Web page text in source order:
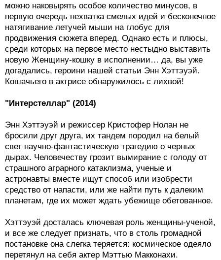
можно наковырять особое количество минусов, в
первую очередь нехватка смелых идей и бесконечное
натягивание летучей мыши на глобус для
продвижения сюжета вперед. Однако есть и плюсы,
среди которых на первое место нестыдно выставить
новую Женщину-кошку в исполнении… да, вы уже
догадались, героини нашей статьи Энн Хэттэуэй.
Кошачьего в актрисе обнаружилось с лихвой!
"Интерстеллар" (2014)
Энн Хэттэуэй и режиссер Кристофер Нолан не
бросили друг друга, их тандем породил на белый
свет научно-фантастическую трагедию о черных
дырах. Человечеству грозит вымирание с голоду от
страшного аграрного катаклизма, ученые и
астронавты вместе ищут способ или изобрести
средство от напасти, или же найти путь к далеким
планетам, где их может ждать убежище обетованное.
Хэттэуэй досталась ключевая роль женщины-ученой,
и все же следует признать, что в столь громадной
постановке она слегка теряется: космическое одеяло
перетянул на себя актер Мэттью Макконахи.